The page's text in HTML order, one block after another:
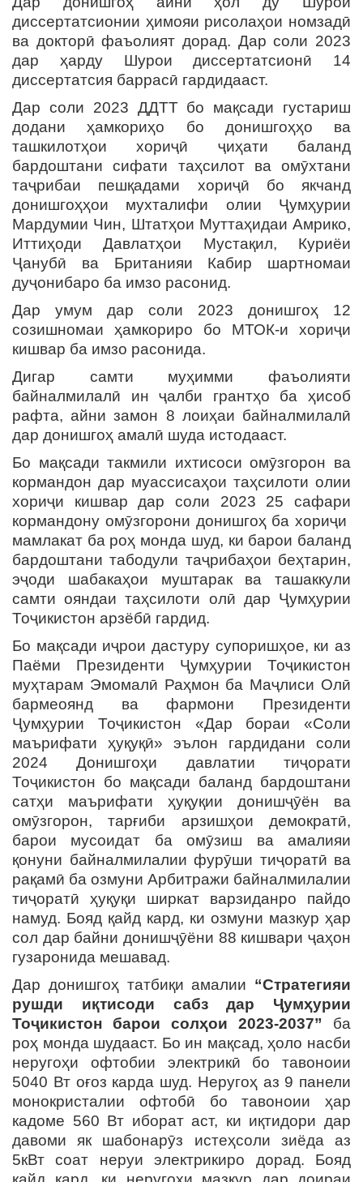
диссертатсионии ҳимояи рисолаҳои номзадӣ
ва докторӣ фаъолият дорад. Дар соли 2023
дар ҳарду Шурои диссертатсионӣ 14
диссертатсия баррасӣ гардидааст.
Дар соли 2023 ДДТТ бо мақсади густариш
додани ҳамкориҳо бо донишгоҳҳо ва
ташкилотҳои хориҷӣ ҷиҳати баланд
бардоштани сифати таҳсилот ва омӯхтани
таҷрибаи пешқадами хориҷӣ бо якчанд
донишгоҳҳои мухталифи олии Ҷумҳурии
Мардумии Чин, Штатҳои Муттаҳидаи Амрико,
Иттиҳоди Давлатҳои Мустақил, Куриёи
Ҷанубӣ ва Британияи Кабир шартномаи
дуҷонибаро ба имзо расонид.
Дар умум дар соли 2023 донишгоҳ 12
созишномаи ҳамкориро бо МТОК-и хориҷи
кишвар ба имзо расонида.
Дигар самти муҳимми фаъолияти
байналмилалӣ ин ҷалби грантҳо ба ҳисоб
рафта, айни замон 8 лоиҳаи байналмилалӣ
дар донишгоҳ амалӣ шуда истодааст.
Бо мақсади такмили ихтисоси омӯзгорон ва
кормандон дар муассисаҳои таҳсилоти олии
хориҷи кишвар дар соли 2023 25 сафари
кормандону омӯзгорони донишгоҳ ба хориҷи
мамлакат ба роҳ монда шуд, ки барои баланд
бардоштани табодули таҷрибаҳои беҳтарин,
эҷоди шабакаҳои муштарак ва ташаккули
самти ояндаи таҳсилоти олӣ дар Ҷумҳурии
Тоҷикистон арзёбӣ гардид.
Бо мақсади иҷрои дастуру супоришҳое, ки аз
Паёми Президенти Ҷумҳурии Тоҷикистон
муҳтарам Эмомалӣ Раҳмон ба Маҷлиси Олӣ
бармеоянд ва фармони Президенти
Ҷумҳурии Тоҷикистон «Дар бораи «Соли
маърифати ҳуқуқӣ» эълон гардидани соли
2024 Донишгоҳи давлатии тиҷорати
Тоҷикистон бо мақсади баланд бардоштани
сатҳи маърифати ҳуқуқии донишҷӯён ва
омӯзгорон, тарғиби арзишҳои демократӣ,
барои мусоидат ба омӯзиш ва амалияи
қонуни байналмилалии фурӯши тиҷоратӣ ва
рақамӣ ба озмуни Арбитражи байналмилалии
тиҷоратӣ ҳуқуқи ширкат варзиданро пайдо
намуд. Бояд қайд кард, ки озмуни мазкур ҳар
сол дар байни донишҷӯёни 88 кишвари ҷаҳон
гузаронида мешавад.
Дар донишгоҳ татбиқи амалии “Стратегияи
рушди иқтисоди сабз дар Ҷумҳурии
Тоҷикистон барои солҳои 2023-2037” ба
роҳ монда шудааст. Бо ин мақсад, ҳоло насби
неругоҳи офтобии электрикӣ бо тавоноии
5040 Вт оғоз карда шуд. Неругоҳ аз 9 панели
монокристалии офтобӣ бо тавоноии ҳар
кадоме 560 Вт иборат аст, ки иқтидори дар
давоми як шабонарӯз истеҳсоли зиёда аз
5кВт соат неруи электрикиро дорад. Бояд